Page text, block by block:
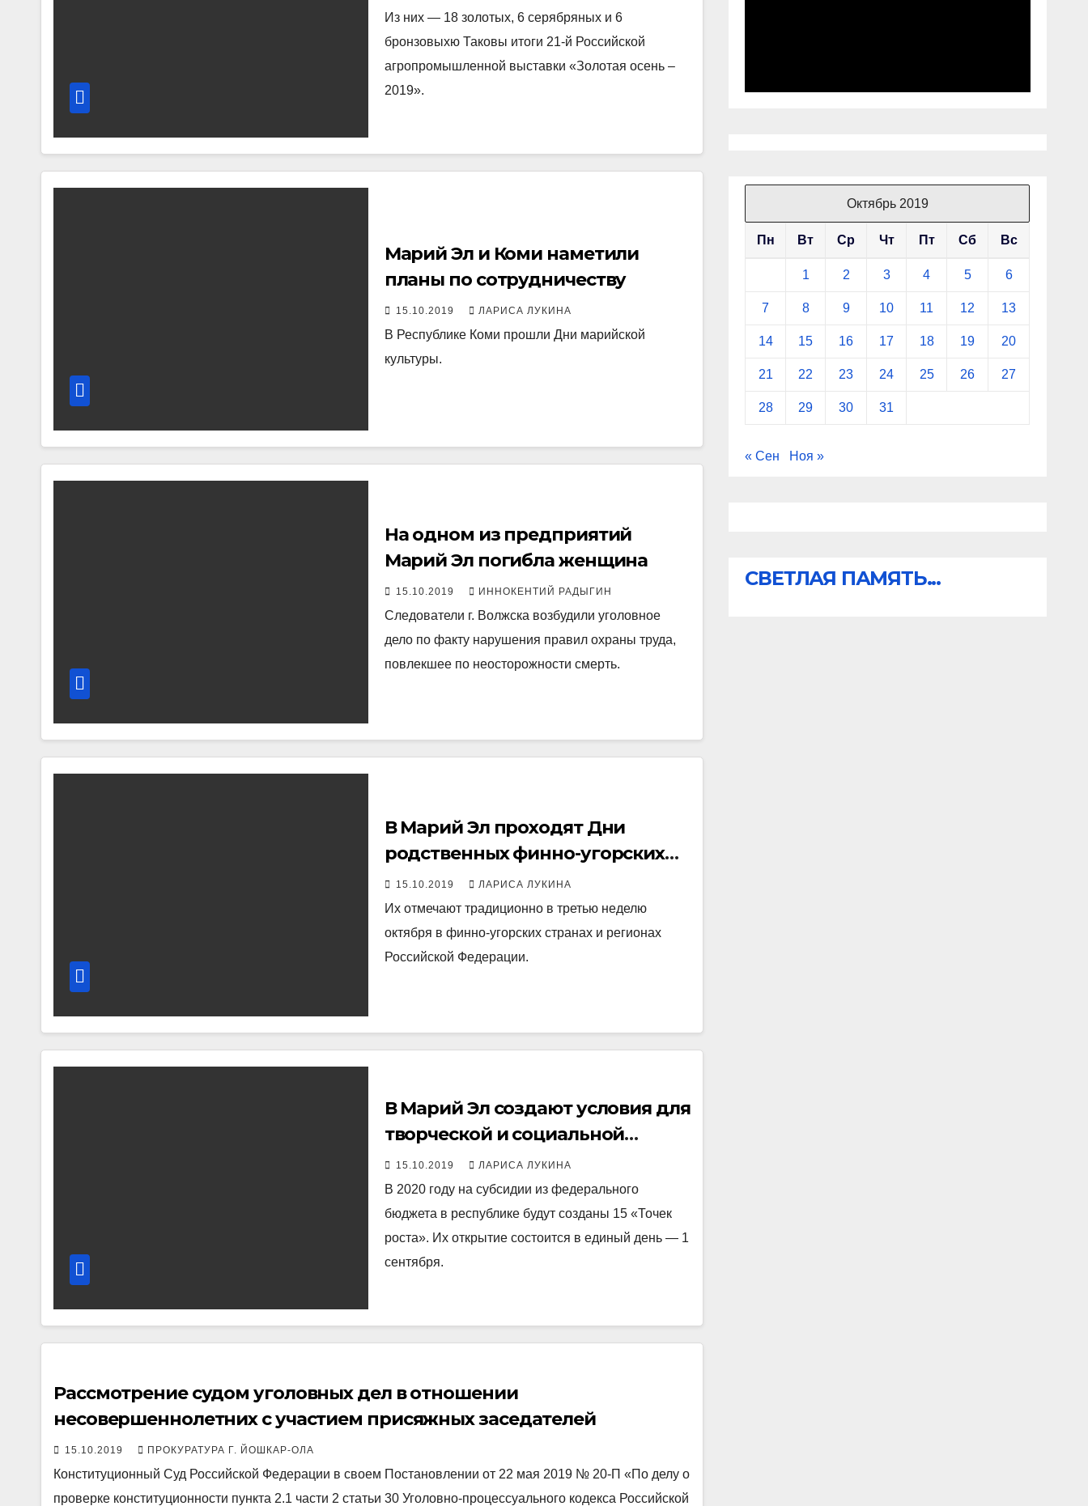
Из них — 18 золотых, 6 серябряных и 6
бронзовыхю Таковы итоги 21-й Российской
агропромышленной выставки «Золотая осень –
2019».
Марий Эл и Коми наметили
планы по сотрудничеству
15.10.2019 ЛАРИСА ЛУКИНА
В Республике Коми прошли Дни марийской
культуры.
На одном из предприятий
Марий Эл погибла женщина
15.10.2019 ИННОКЕНТИЙ РАДЫГИН
Следователи г. Волжска возбудили уголовное
дело по факту нарушения правил охраны труда,
повлекшее по неосторожности смерть.
В Марий Эл проходят Дни
родственных финно-угорских
народов
15.10.2019 ЛАРИСА ЛУКИНА
Их отмечают традиционно в третью неделю
октября в финно-угорских странах и регионах
Российской Федерации.
В Марий Эл создают условия для
творческой и социальной
самореализации детей,
педагогов и родителей
15.10.2019 ЛАРИСА ЛУКИНА
В 2020 году на субсидии из федерального
бюджета в республике будут созданы 15 «Точек
роста». Их открытие состоится в единый день — 1
сентября.
Рассмотрение судом уголовных дел в отношении
несовершеннолетних с участием присяжных заседателей
15.10.2019 ПРОКУРАТУРА Г. ЙОШКАР-ОЛА
Конституционный Суд Российской Федерации в своем Постановлении от 22 мая 2019 № 20-П «По делу о
проверке конституционности пункта 2.1 части 2 статьи 30 Уголовно-процессуального кодекса Российской
Октябрь 2019
Пн Вт Ср Чт Пт Сб Вс
1 2 3 4 5 6
7 8 9 10 11 12 13
14 15 16 17 18 19 20
21 22 23 24 25 26 27
28 29 30 31
« Сен Ноя »
СВЕТЛАЯ ПАМЯТЬ...